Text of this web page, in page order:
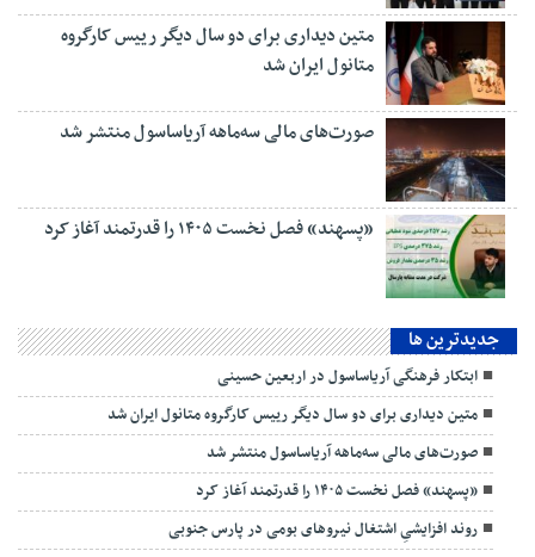
متین دیداری برای دو سال دیگر رییس کارگروه
متانول ایران شد
صورت‌های مالی سه‌ماهه آریاساسول منتشر شد
«پسهند» فصل نخست ۱۴۰۵ را قدرتمند آغاز کرد
جديدترين ها
ابتکار فرهنگی آریاساسول در اربعین حسینی
متین دیداری برای دو سال دیگر رییس کارگروه متانول ایران شد
صورت‌های مالی سه‌ماهه آریاساسول منتشر شد
«پسهند» فصل نخست ۱۴۰۵ را قدرتمند آغاز کرد
روند افزایشیِ اشتغال نیروهای بومی در پارس جنوبی